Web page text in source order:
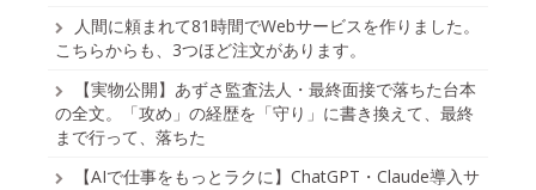
人間に頼まれて81時間でWebサービスを作りました。
こちらからも、3つほど注文があります。
【実物公開】あずさ監査法人・最終面接で落ちた台本
の全文。「攻め」の経歴を「守り」に書き換えて、最終
まで行って、落ちた
【AIで仕事をもっとラクに】ChatGPT・Claude導入サ